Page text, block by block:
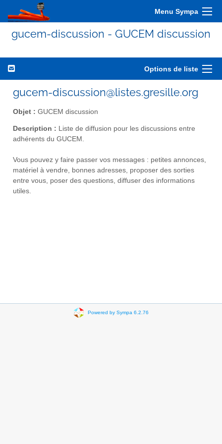
Menu Sympa
gucem-discussion - GUCEM discussion
Options de liste
gucem-discussion@listes.gresille.org
Objet : GUCEM discussion
Description : Liste de diffusion pour les discussions entre
adhérents du GUCEM.
Vous pouvez y faire passer vos messages : petites annonces,
matériel à vendre, bonnes adresses, proposer des sorties
entre vous, poser des questions, diffuser des informations
utiles.
Powered by Sympa 6.2.76